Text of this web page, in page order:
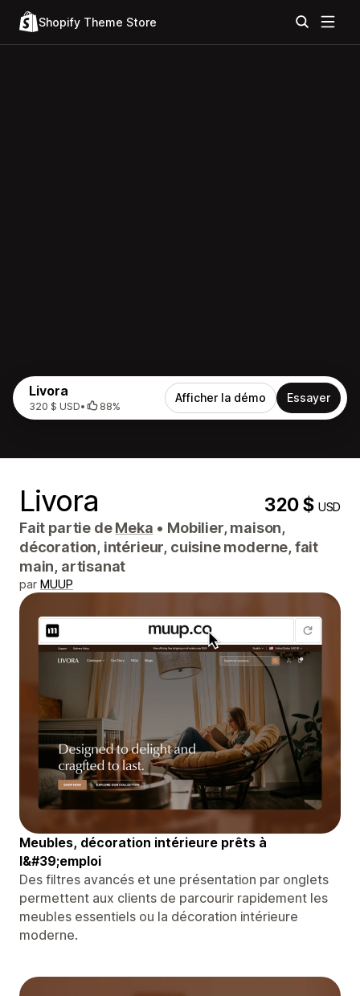
Shopify Theme Store
Livora
320 $ USD• 88%
Afficher la démo Essayer
Livora 320 $USD
Fait partie deMeka • Mobilier, maison,
décoration, intérieur, cuisine moderne, fait
main, artisanat
par MUUP
Meubles, décoration intérieure prêts à
l&#39;emploi
Des filtres avancés et une présentation par onglets
permettent aux clients de parcourir rapidement les
meubles essentiels ou la décoration intérieure
moderne.